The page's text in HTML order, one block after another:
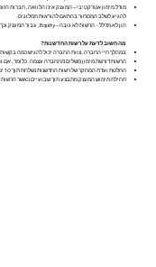
מודל מימון אטרקטיבי – המענק אינו הלוואה, חברות
להגיע לשלב המסחור בהתאם להוראות תמלוגים.
הון לא מדלל - הרשות לא גובה – Equity, עבור המענק וכך במקום דילול 'למוות' עד לשלב המכירות, היזמים נהנים מנתח נאה באחזקות החברה.
מה חשוב לדעת על רשות החדשנות?
במהלך חיי החברה, צוות החברה יכול להגיש כמה
הרשות דורשת מימון משלים מהחברה עצמה. כלומר, אם
החלטת ועדת המחקר של רשות החדשנות נשלחת תוך 10 ימי עסקים מהרגע בו מתקבלת ההחלטה בועדה.
תחילת מימוש המענק מתבצע תוך שבועיים כאשר הרשות